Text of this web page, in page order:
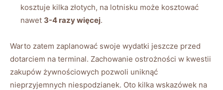
kosztuje kilka złotych, na lotnisku może kosztować
nawet 3-4 razy więcej.
Warto zatem zaplanować swoje wydatki jeszcze przed
dotarciem na terminal. Zachowanie ostrożności w kwestii
zakupów żywnościowych pozwoli uniknąć
nieprzyjemnych niespodzianek. Oto kilka wskazówek na